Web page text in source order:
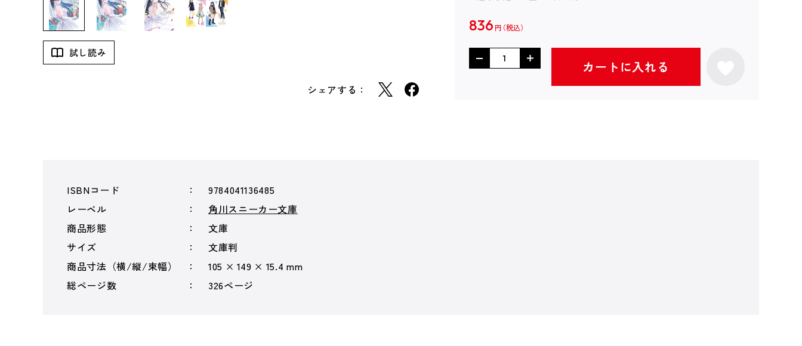
試し読み
シェアする：
836 円
カートに入れる
ISBNコード
9784041136485
レーベル
角川スニーカー文庫
商品形態
文庫
サイズ
文庫判
商品寸法（横/縦/束幅）
105 × 149 × 15.4 mm
総ページ数
326ページ